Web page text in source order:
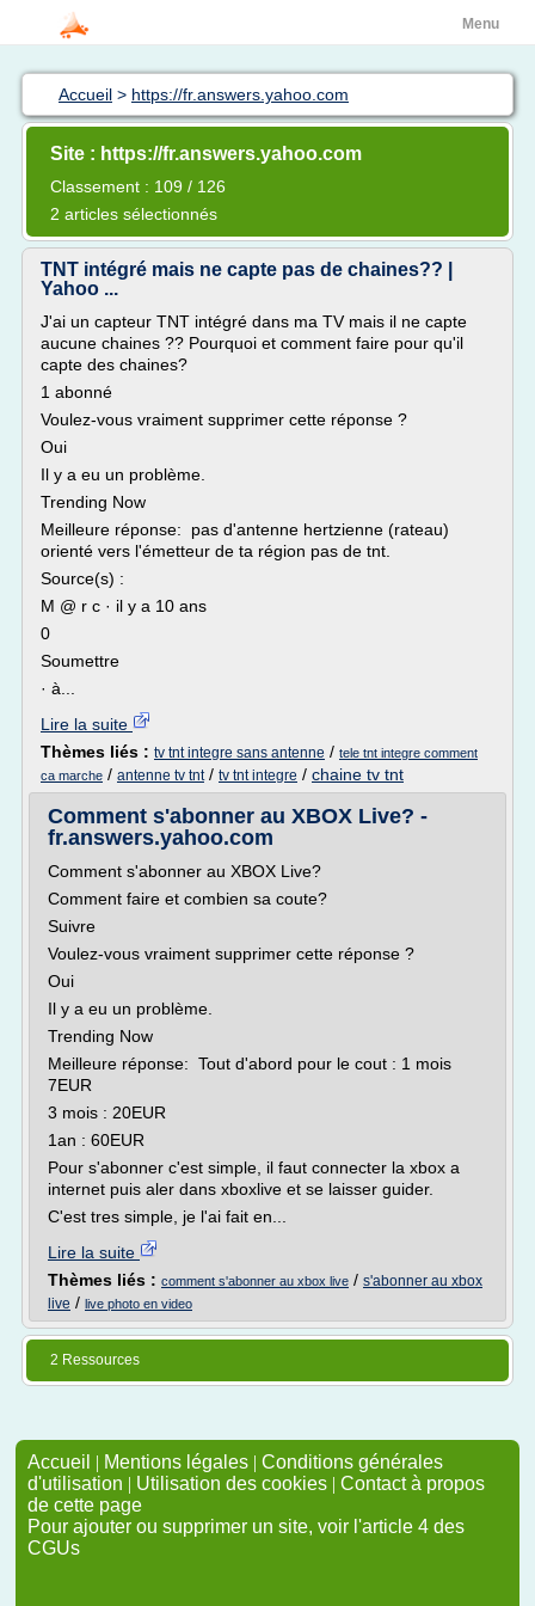
Menu
Accueil > https://fr.answers.yahoo.com
Site : https://fr.answers.yahoo.com
Classement : 109 / 126
2 articles sélectionnés
TNT intégré mais ne capte pas de chaines?? |
Yahoo ...
J'ai un capteur TNT intégré dans ma TV mais il ne capte
aucune chaines ?? Pourquoi et comment faire pour qu'il
capte des chaines?
1 abonné
Voulez-vous vraiment supprimer cette réponse ?
Oui
Il y a eu un problème.
Trending Now
Meilleure réponse: pas d'antenne hertzienne (rateau)
orienté vers l'émetteur de ta région pas de tnt.
Source(s) :
M @ r c · il y a 10 ans
0
Soumettre
· à...
Lire la suite
Thèmes liés : tv tnt integre sans antenne / tele tnt integre comment
ca marche / antenne tv tnt/ tv tnt integre / chaine tv tnt
Comment s'abonner au XBOX Live? -
fr.answers.yahoo.com
Comment s'abonner au XBOX Live?
Comment faire et combien sa coute?
Suivre
Voulez-vous vraiment supprimer cette réponse ?
Oui
Il y a eu un problème.
Trending Now
Meilleure réponse: Tout d'abord pour le cout : 1 mois
7EUR
3 mois : 20EUR
1an : 60EUR
Pour s'abonner c'est simple, il faut connecter la xbox a
internet puis aler dans xboxlive et se laisser guider.
C'est tres simple, je l'ai fait en...
Lire la suite
Thèmes liés : comment s'abonner au xbox live / s'abonner au xbox
live / live photo en video
2 Ressources
Accueil | Mentions légales | Conditions générales
d'utilisation | Utilisation des cookies | Contact à propos
de cette page
Pour ajouter ou supprimer un site, voir l'article 4 des
CGUs